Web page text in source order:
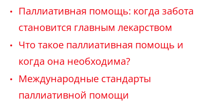
Паллиативная помощь: когда забота
становится главным лекарством
Что такое паллиативная помощь и
когда она необходима?
Международные стандарты
паллиативной помощи